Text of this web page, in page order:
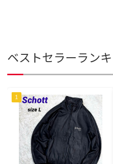
ベストセラーラン